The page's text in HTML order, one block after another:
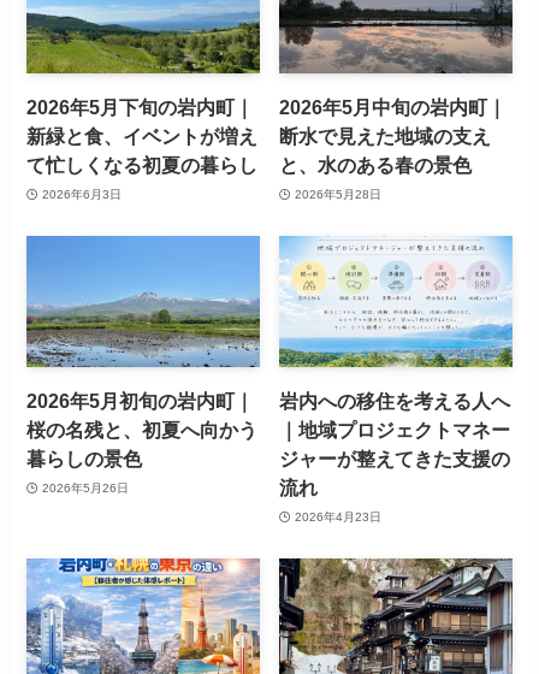
2026年5月下旬の岩内町｜
新緑と食、イベントが増え
て忙しくなる初夏の暮らし
2026年6月3日
2026年5月中旬の岩内町｜
断水で見えた地域の支え
と、水のある春の景色
2026年5月28日
2026年5月初旬の岩内町｜
桜の名残と、初夏へ向かう
暮らしの景色
2026年5月26日
岩内への移住を考える人へ
｜地域プロジェクトマネー
ジャーが整えてきた支援の
流れ
2026年4月23日